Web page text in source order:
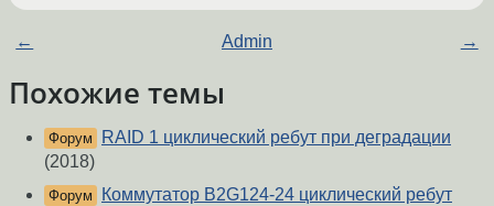
← Admin →
Похожие темы
Форум
RAID 1 циклический ребут при деградации
(2018)
Форум
Коммутатор B2G124-24 циклический ребут